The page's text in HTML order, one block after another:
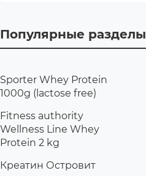
Популярные разделы
Sporter Whey Protein
1000g (lactose free)
Fitness authority
Wellness Line Whey
Protein 2 kg
Креатин Островит